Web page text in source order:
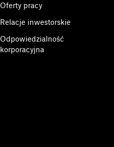
Oferty pracy
Relacje inwestorskie
Odpowiedzialność
korporacyjna